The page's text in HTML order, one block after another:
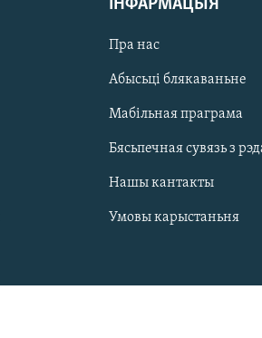
ІНФАРМАЦЫЯ
Пра нас
Абысьці блякаваньне
Мабільная праграма
Бясьпечная сувязь з
Нашы кантакты
Умовы карыстаньня